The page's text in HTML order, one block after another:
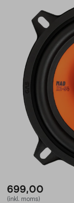
699,00
(inkl. moms)